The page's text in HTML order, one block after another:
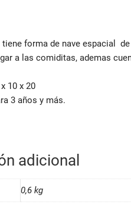
tiene forma de nave espacial
a las comiditas, ademas
10 x 20
3 años y más.
adicional
0,6 kg